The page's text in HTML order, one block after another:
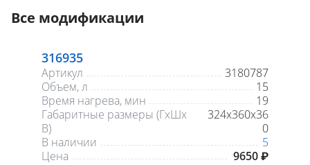
Все модификации
316935
Артикул
3180787
Объем, л
15
Время нагрева, мин
19
Габаритные размеры (ГхШх
В)
324х360х36
0
В наличии
5
Цена
9650 ₽